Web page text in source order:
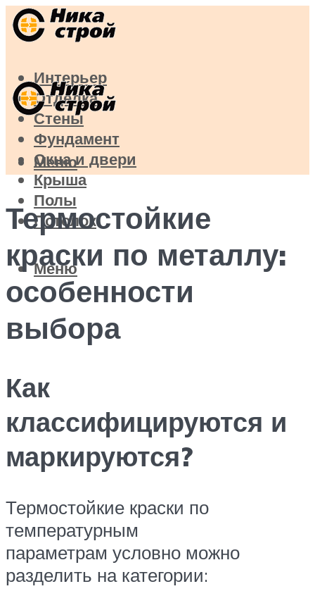
Интерьер
Отделка
Стены
Фундамент
Окна и двери
Крыша
Полы
Потолок
Меню
Меню
Термостойкие
краски по металлу:
особенности
выбора
Как
классифицируются и
маркируются?
Термостойкие краски по
температурным
параметрам условно можно
разделить на категории: